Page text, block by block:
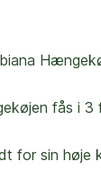
fås i 3
for sin